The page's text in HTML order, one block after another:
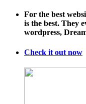
For the best
is the best. They
wordpress,
Check it out now